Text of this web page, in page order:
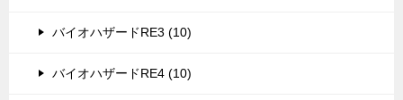
バイオハザードRE3 (10)
バイオハザードRE4 (10)